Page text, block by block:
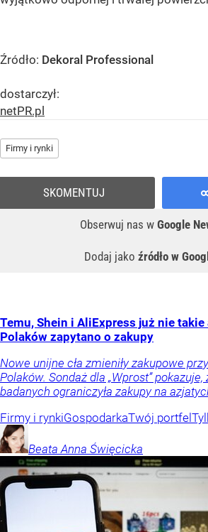
Źródło: Dekoral Professional
dostarczył:
netPR.pl
Firmy i rynki
Obserwuj nas w Google
Dodaj jako źródło w
SKOMENTUJ
Temu, Shein i AliExpress już nie takie
Polaków zapytano o zakupy
Nowe unijne cła zmieniły zakupowe
Polaków. Sondaż dla „Wprost”
badanych ograniczyła zakupy na
Firmy i rynkiGospodarkaTwój portfel
Beata Anna Święcicka